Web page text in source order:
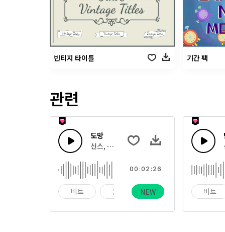
빈티지 타이틀 기간 팩
관련
도망
신스, 리듬감 있는 드럼, 캐치한 리드 멜로디가
비트 음악 기악
00:02:26
NEW 비트